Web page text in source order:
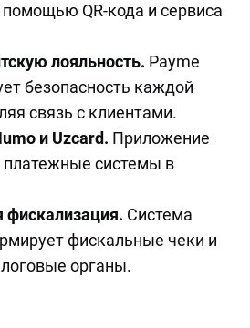
QR-кода и сервиса
лояльность. Payme
безопасность каждой
связь с клиентами.
и Uzcard. Приложение
системы в
фискализация. Система
фискальные чеки и
органы.